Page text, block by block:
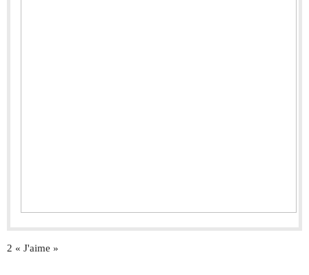
2 « J'aime »